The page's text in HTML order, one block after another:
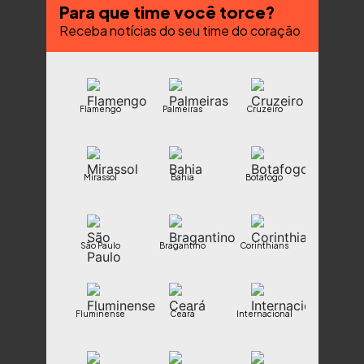
Para que time você torce?
Receba notícias do seu time do coração
Flamengo Palmeiras Cruzeiro
Mirassol Bahia Botafogo
São Paulo Bragantino Corinthians
Fluminense Ceará Internacional